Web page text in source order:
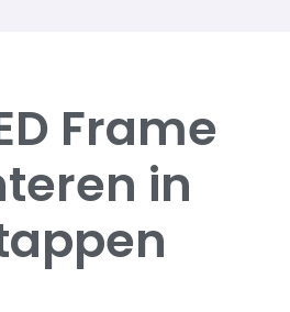
Frame
in